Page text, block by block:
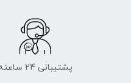
پشتیبانی 24 ساعته